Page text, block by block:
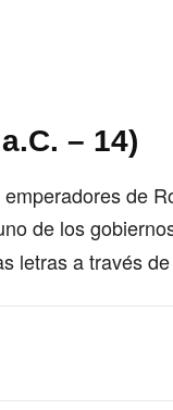
– 14)
de
de los
letras a través